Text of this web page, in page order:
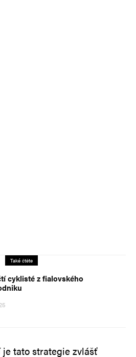
Také čtěte
cyklisté z fialovského
tato strategie zvlášť